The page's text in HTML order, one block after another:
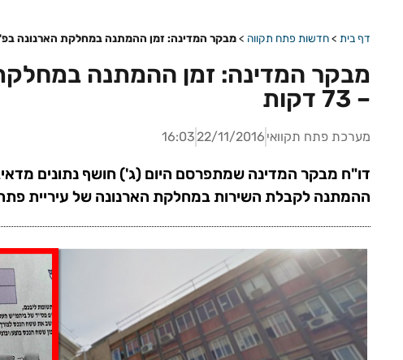
דף בית >חדשות פתח תקווה >מבקר המדינה: זמן ההמתנה במחלקת הארנונה בפ"ת כ –
מבקר המדינה: זמן ההמתנה
– 73 דקות
מערכת פתח תקוואי 22/11/2016
16:03
דו"ח מבקר המדינה שמתפרסם היום (ג') חושף נתונים
ההמתנה לקבלת השירות במחלקת הארנונה של עיריית